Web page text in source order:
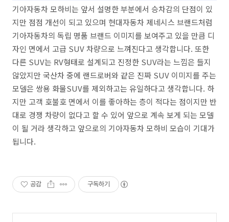
기아자동차 모하비는 앞서 설명한 부분에서 승차감의 단점이 있
지만 점점 개선이 되고 있으며 현대자동차 제네시스 브랜드처럼
기아자동차의 독립 명품 브랜드 이미지를 보여주고 있을 만큼 디
자인 면에서 고급 SUV 차량으로 느껴진다고 생각합니다. 또한
다른 SUV는 RV형태로 설계되고 진정한 SUV라는 느낌은 들지
않았지만 국산차 중에 랜드로버와 같은 진짜 SUV 이미지를 주는
모델은 쌍용 화물SUV를 제외하고는 유일하다고 생각합니다. 하
지만 고객 호불호 면에서 이를 좋아하는 층이 적다는 점이지만 반
대로 경쟁 차량이 없다고 할 수 있어 앞으로 계속 보게 되는 모델
이 될 거라 생각하고 앞으로의 기아자동차 모하비 모습이 기대가
됩니다.
공감 구독하기